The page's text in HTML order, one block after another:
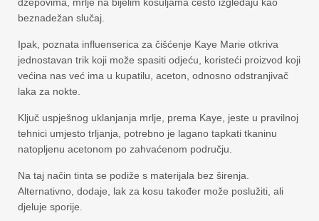
beznadežan slučaj.
Ipak, poznata influenserica za čišćenje Kaye Marie otkriva
jednostavan trik koji može spasiti odjeću, koristeći proizvod koji
većina nas već ima u kupatilu, aceton, odnosno odstranjivač
laka za nokte.
Ključ uspješnog uklanjanja mrlje, prema Kaye, jeste u pravilnoj
tehnici umjesto trljanja, potrebno je lagano tapkati tkaninu
natopljenu acetonom po zahvaćenom području.
Na taj način tinta se podiže s materijala bez širenja.
Alternativno, dodaje, lak za kosu također može poslužiti, ali
djeluje sporije.